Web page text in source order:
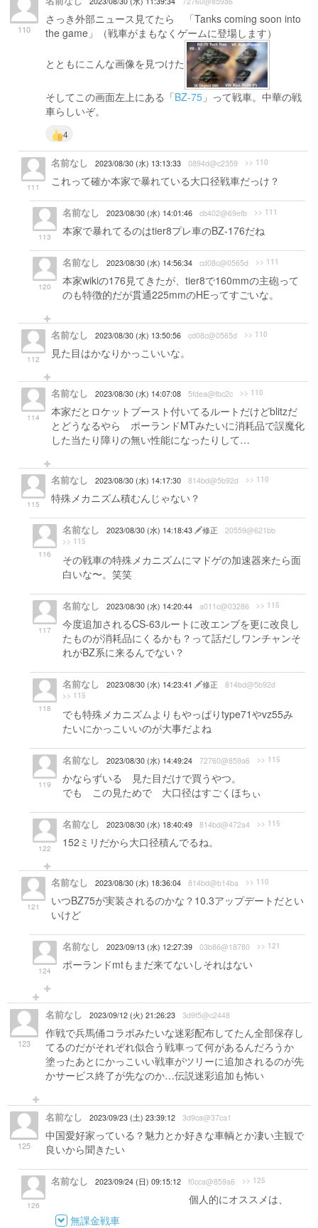
110
さっき外部ニュース見てたら 「Tanks coming soon into
the game」（戦車がまもなくゲームに登場します）
とともにこんな画像を見つけた
そしてこの画面左上にある「BZ-75 」って戦車。中華の戦
車らしいぞ。
4
111
名前なし 2023/08/30 (水) 13:13:33 0894d@c2359 >> 110
これって確か本家で暴れている大口径戦車だっけ？
113
名前なし 2023/08/30 (水) 14:01:46 cb402@69efb >> 111
本家で暴れてるのはtier8プレ車のBZ-176だね
120
名前なし 2023/08/30 (水) 14:56:34 cd08c@0565d >> 111
本家wikiの176見てきたが、tier8で160mmの主砲って
のも特徴的だが貫通225mmのHEってすごいな。
112
名前なし 2023/08/30 (水) 13:50:56 cd08c@0565d >> 110
見た目はかなりかっこいいな。
114
名前なし 2023/08/30 (水) 14:07:08 5fdea@fbc2c >> 110
本家だとロケットブースト付いてるルートだけどblitzだ
とどうなるやら ポーランドMTみたいに消耗品で誤魔化
した当たり障りの無い性能になったりして…
115
名前なし 2023/08/30 (水) 14:17:30 814bd@5b92d >> 110
特殊メカニズム積むんじゃない？
116
名前なし 2023/08/30 (水) 14:18:43 修正 20559@621bb
>> 115
その戦車の特殊メカニズムにマドゲの加速器来たら面
白いな〜。笑笑
117
名前なし 2023/08/30 (水) 14:20:44 a011c@03286 >> 115
今度追加されるCS-63ルートに改エンブを更に改良し
たものが消耗品にくるかも？って話だしワンチャンそ
れがBZ系に来るんでない？
118
名前なし 2023/08/30 (水) 14:23:41 修正 814bd@5b92d
>> 115
でも特殊メカニズムよりもやっぱりtype71やvz55み
たいにかっこいいのが大事だよね
119
名前なし 2023/08/30 (水) 14:49:24 72760@859a6 >> 115
かならずいる 見た目だけで買うやつ。
でも この見ためで 大口径はすごくほちぃ
122
名前なし 2023/08/30 (水) 18:40:49 814bd@472a4 >> 115
152ミリだから大口径積んでるね。
121
名前なし 2023/08/30 (水) 18:36:04 814bd@b14ba >> 110
いつBZ75が実装されるのかな？10.3アップデートだとい
いけど
124
名前なし 2023/09/13 (水) 12:27:39 03b86@18780 >> 121
ポーランドmtもまだ来てないしそれはない
123
名前なし 2023/09/12 (火) 21:26:23 3d9f5@c2448
作戦で兵馬俑コラボみたいな迷彩配布してたん全部保存し
てるのだがそれぞれ似合う戦車って何があるんだろうか
塗ったあとにかっこいい戦車がツリーに追加されるのが先
かサービス終了が先なのか…伝説迷彩追加も怖い
125
名前なし 2023/09/23 (土) 23:39:12 3d9ca@37ca1
中国愛好家っている？魅力とか好きな車輌とか凄い主観で
良いから聞きたい
126
名前なし 2023/09/24 (日) 09:15:12 f0cca@859a6 >> 125
個人的にオススメは、
無課金戦車